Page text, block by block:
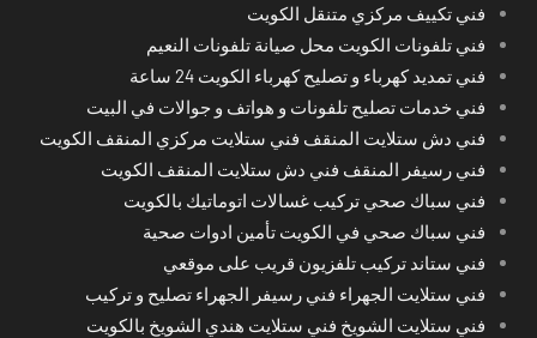
فني تكييف مركزي متنقل الكويت
فني تلفونات الكويت محل صيانة تلفونات النعيم
فني تمديد كهرباء و تصليح كهرباء الكويت 24 ساعة
فني خدمات تصليح تلفونات و هواتف و جوالات في البيت
فني دش ستلايت المنقف فني ستلايت مركزي المنقف الكويت
فني رسيفر المنقف فني دش ستلايت المنقف الكويت
فني سباك صحي تركيب غسالات اتوماتيك بالكويت
فني سباك صحي في الكويت تأمين ادوات صحية
فني ستاند تركيب تلفزيون قريب على موقعي
فني ستلايت الجهراء فني رسيفر الجهراء تصليح و تركيب
فني ستلايت الشويخ فني ستلايت هندي الشويخ بالكويت